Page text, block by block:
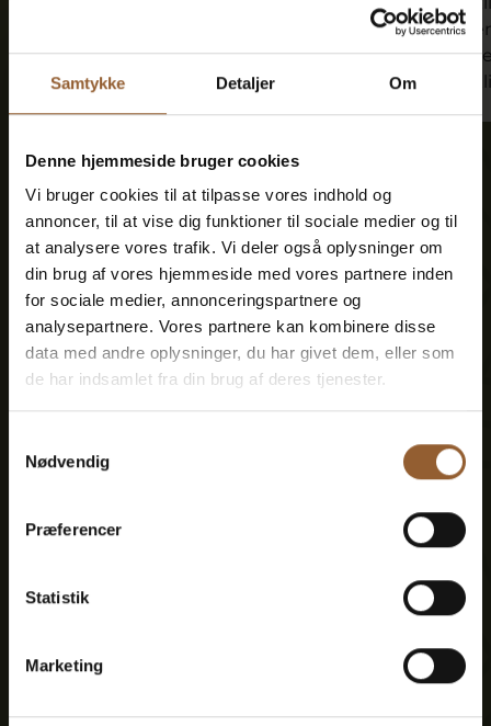
Samtykke Detaljer Om
Denne hjemmeside bruger cookies
Vi bruger cookies til at tilpasse vores indhold og
annoncer, til at vise dig funktioner til sociale medier og til
at analysere vores trafik. Vi deler også oplysninger om
din brug af vores hjemmeside med vores partnere inden
for sociale medier, annonceringspartnere og
analysepartnere. Vores partnere kan kombinere disse
data med andre oplysninger, du har givet dem, eller som
de har indsamlet fra din brug af deres tjenester.
Nødvendig
Præferencer
Statistik
Marketing
toll im Vergleich zu Deutschland!
Sparen Sie Geld -
kaufen Sie eine
Treuekarte
Platin
Museen
Geeignet für den Bork-Wikinger-Markt,